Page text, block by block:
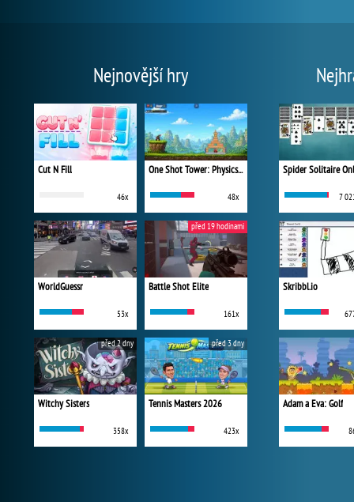
Nejnovější hry
Cut N Fill
46x
One Shot Tower: Physics Destroyer
48x
WorldGuessr
53x
Battle Shot Elite
161x
před 19 hodinami
Witchy Sisters
358x
před 2 dny
Tennis Masters 2026
423x
před 3 dny
Spider Solitaire
7
Skribbl.io
Adam a Eva: Golf